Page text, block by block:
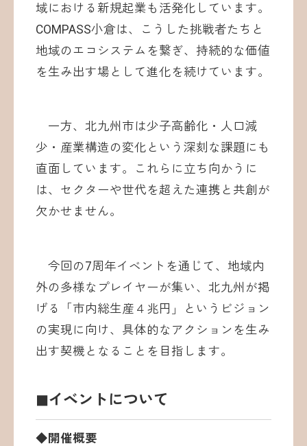
域における新規起業も活発化しています。
COMPASS小倉は、こうした挑戦者たちと
地域のエコシステムを繋ぎ、持続的な価値
を生み出す場として進化を続けています。
一方、北九州市は少子高齢化・人口減
少・産業構造の変化という深刻な課題にも
直面しています。これらに立ち向かうに
は、セクターや世代を超えた連携と共創が
欠かせません。
今回の7周年イベントを通じて、地域内
外の多様なプレイヤーが集い、北九州が掲
げる「市内総生産４兆円」というビジョン
の実現に向け、具体的なアクションを生み
出す契機となることを目指します。
◼︎イベントについて
◆開催概要